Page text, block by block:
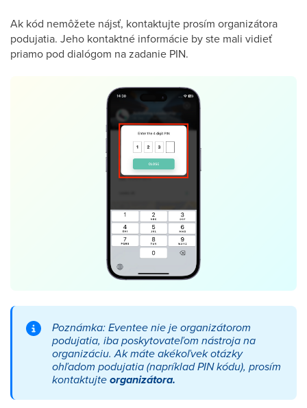
Ak kód nemôžete nájsť, kontaktujte prosím organizátora
podujatia. Jeho kontaktné informácie by ste mali vidieť
priamo pod dialógom na zadanie PIN.
Poznámka: Eventee nie je organizátorom
podujatia, iba poskytovateľom nástroja na
organizáciu. Ak máte akékoľvek otázky
ohľadom podujatia (napríklad PIN kódu), prosím
kontaktujteorganizátora.